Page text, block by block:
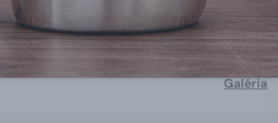
Galéria